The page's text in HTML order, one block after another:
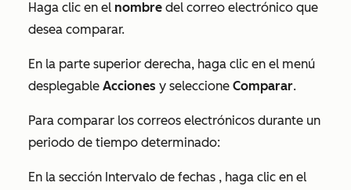
Haga clic en el nombre del correo electrónico que
desea comparar.
En la parte superior derecha, haga clic en el menú
desplegable Acciones y seleccione Comparar.
Para comparar los correos electrónicos durante un
periodo de tiempo determinado:
En la sección Intervalo de fechas , haga clic en el